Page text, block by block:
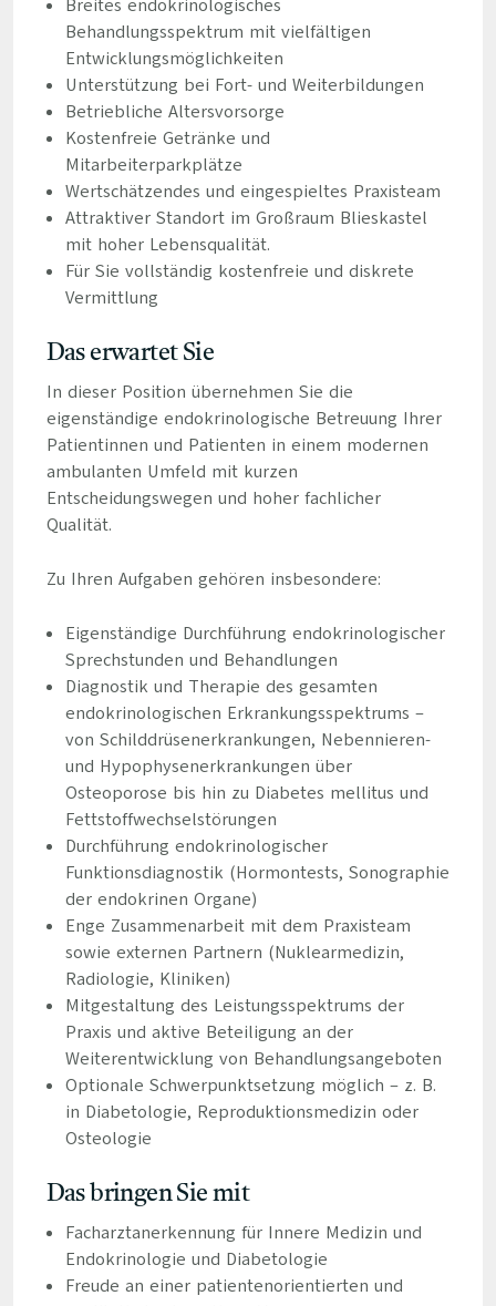
Breites endokrinologisches
Behandlungsspektrum mit vielfältigen
Entwicklungsmöglichkeiten
Unterstützung bei Fort- und Weiterbildungen
Betriebliche Altersvorsorge
Kostenfreie Getränke und
Mitarbeiterparkplätze
Wertschätzendes und eingespieltes Praxisteam
Attraktiver Standort im Großraum Blieskastel
mit hoher Lebensqualität.
Für Sie vollständig kostenfreie und diskrete
Vermittlung
Das erwartet Sie
In dieser Position übernehmen Sie die
eigenständige endokrinologische Betreuung Ihrer
Patientinnen und Patienten in einem modernen
ambulanten Umfeld mit kurzen
Entscheidungswegen und hoher fachlicher
Qualität.
Zu Ihren Aufgaben gehören insbesondere:
Eigenständige Durchführung endokrinologischer
Sprechstunden und Behandlungen
Diagnostik und Therapie des gesamten
endokrinologischen Erkrankungsspektrums –
von Schilddrüsenerkrankungen, Nebennieren-
und Hypophysenerkrankungen über
Osteoporose bis hin zu Diabetes mellitus und
Fettstoffwechselstörungen
Durchführung endokrinologischer
Funktionsdiagnostik (Hormontests, Sonographie
der endokrinen Organe)
Enge Zusammenarbeit mit dem Praxisteam
sowie externen Partnern (Nuklearmedizin,
Radiologie, Kliniken)
Mitgestaltung des Leistungsspektrums der
Praxis und aktive Beteiligung an der
Weiterentwicklung von Behandlungsangeboten
Optionale Schwerpunktsetzung möglich – z. B.
in Diabetologie, Reproduktionsmedizin oder
Osteologie
Das bringen Sie mit
Facharztanerkennung für Innere Medizin und
Endokrinologie und Diabetologie
Freude an einer patientenorientierten und